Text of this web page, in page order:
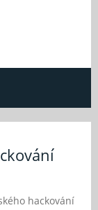
hackování